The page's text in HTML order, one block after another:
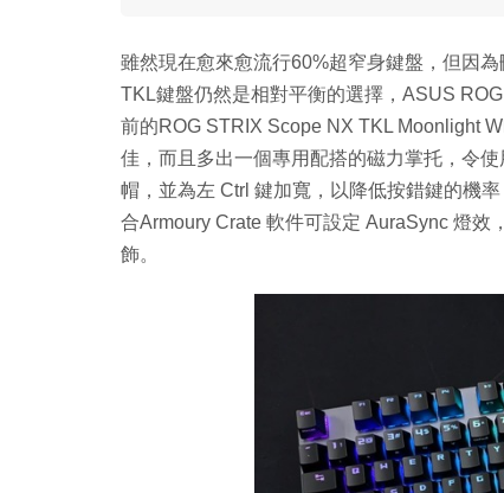
雖然現在愈來愈流行60%超窄身鍵盤，但因
TKL鍵盤仍然是相對平衡的選擇，ASUS
前的ROG STRIX Scope NX TKL Moonlight
佳，而且多出一個專用配搭的磁力掌托，令
帽，並為左 Ctrl 鍵加寬，以降低按錯鍵的機
合Armoury Crate 軟件可設定 AuraSync 燈效
飾。